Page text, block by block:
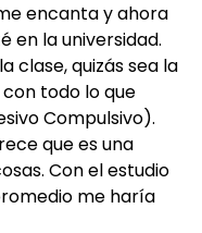
encanta y ahora
en la universidad.
clase, quizás sea la
todo lo que
Compulsivo).
que es una
Con el estudio
me haría